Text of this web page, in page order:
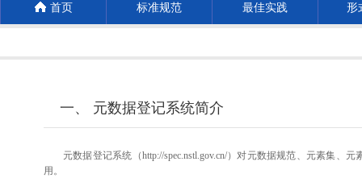
首页 标准规范 最佳实践 形
一、 元数据登记系统简介
元数据登记系统（http://spec.nstl.gov.cn/）对元数据规范、元素集
用。